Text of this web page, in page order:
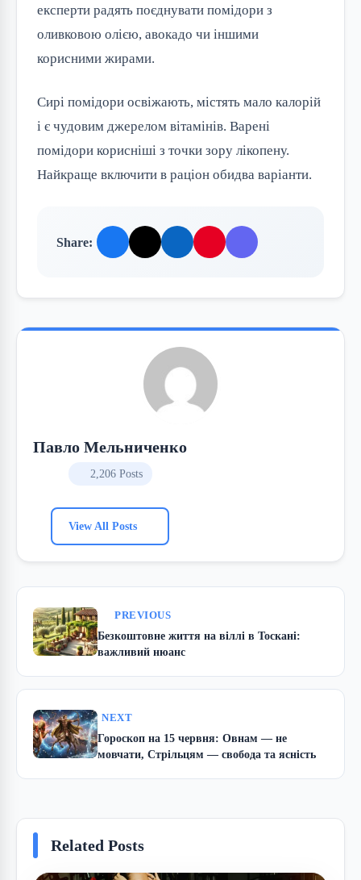
експерти радять поєднувати помідори з
оливковою олією, авокадо чи іншими
корисними жирами.
Сирі помідори освіжають, містять мало калорій
і є чудовим джерелом вітамінів. Варені
помідори корисніші з точки зору лікопену.
Найкраще включити в раціон обидва варіанти.
Share:
Павло Мельниченко
2,206 Posts
View All Posts
PREVIOUS
Безкоштовне життя на віллі в Тоскані:
важливий нюанс
NEXT
Гороскоп на 15 червня: Овнам — не
мовчати, Стрільцям — свобода та ясність
Related Posts